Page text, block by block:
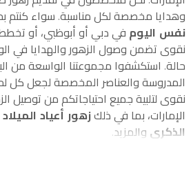
وهدايا مخصصة لكل مناسبة. سواء كنتم
نفس اليوم في دبي أو أبوظبي، أو
نقوى تضمن وصول الزهور والهدايا في
حالة. استكشفوا مجموعتنا الواسعة من
المدروسة والعناصر المخصصة لجعل كل
نقوى لتلبية جميع احتياجاتكم من توصيل
الإمارات، بما في ذلك زهور أعياد
الذكرى والمزيد.